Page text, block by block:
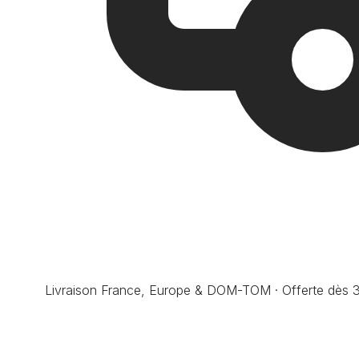
Livraison France, Europe & DOM-TOM · Offerte dès